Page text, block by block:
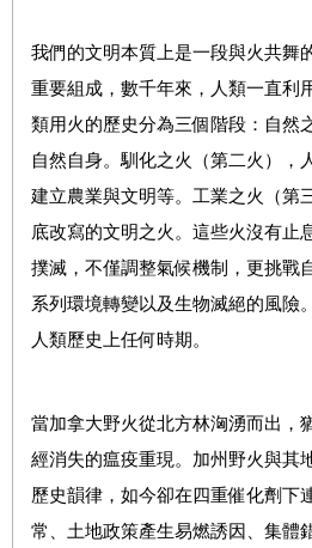
我們的文明本質上是一段與火共舞
重要組成，數千年來，人類一直利
類用火的歷史分為三個階段：自然
自然自身。馴化之火（第二火），
建立農業與文明等。工業之火（第
底改寫的文明之火。這些火沒有止
撲滅，不僅調整氣候機制，更挑戰
系列環境轉變以及生物滅絕的風險
人類歷史上任何時期。
當加拿大野火從北方林洶湧而出，
經消失的瘟疫重現。加州野火與其
歷史韻律，如今卻在四重催化劑下
常、土地政策產生易燃誘因、集體